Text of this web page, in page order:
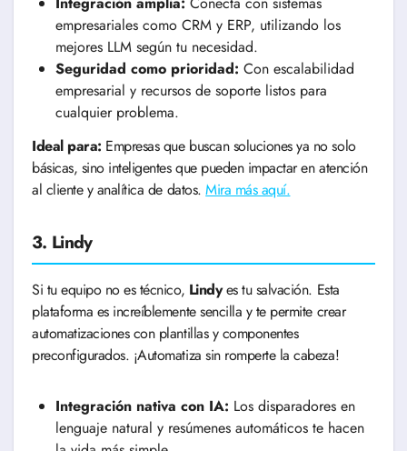
empresariales como CRM y ERP, utilizando los
mejores LLM según tu necesidad.
Seguridad como prioridad: Con escalabilidad
empresarial y recursos de soporte listos para
cualquier problema.
Ideal para: Empresas que buscan soluciones ya no solo
básicas, sino inteligentes que pueden impactar en atención
al cliente y analítica de datos.Mira más aquí.
3. Lindy
Si tu equipo no es técnico, Lindyes tu salvación. Esta
plataforma es increíblemente sencilla y te permite crear
automatizaciones con plantillas y componentes
preconfigurados. ¡Automatiza sin romperte la cabeza!
Integración nativa con IA: Los disparadores en
lenguaje natural y resúmenes automáticos te hacen